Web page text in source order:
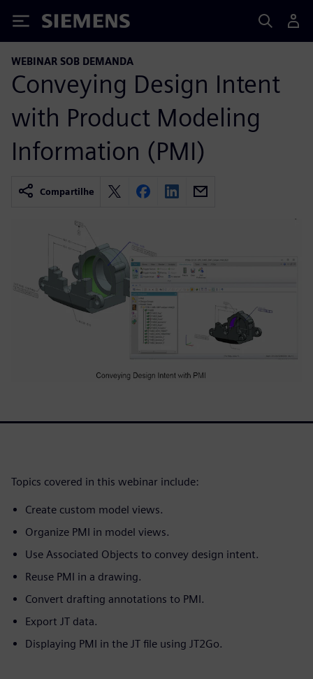
Siemens
WEBINAR SOB DEMANDA
Conveying Design Intent
with Product Modeling
Information (PMI)
Compartilhe
Topics covered in this webinar include:
Create custom model views.
Organize PMI in model views.
Use Associated Objects to convey design intent.
Reuse PMI in a drawing.
Convert drafting annotations to PMI.
Export JT data.
Displaying PMI in the JT file using JT2Go.